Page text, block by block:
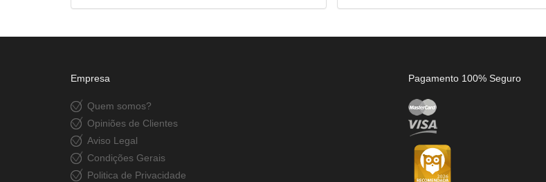
Empresa
Quem somos?
Opiniões de Clientes
Aviso Legal
Condições Gerais
Politica de Privacidade
Pagamento 100% Seguro